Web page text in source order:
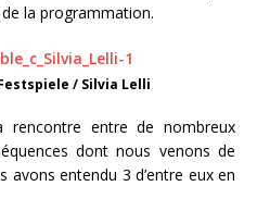
la programmation.
/ Silvia Lelli
rencontre entre de nombreux
dont nous venons de
avons entendu 3 d’entre eux en